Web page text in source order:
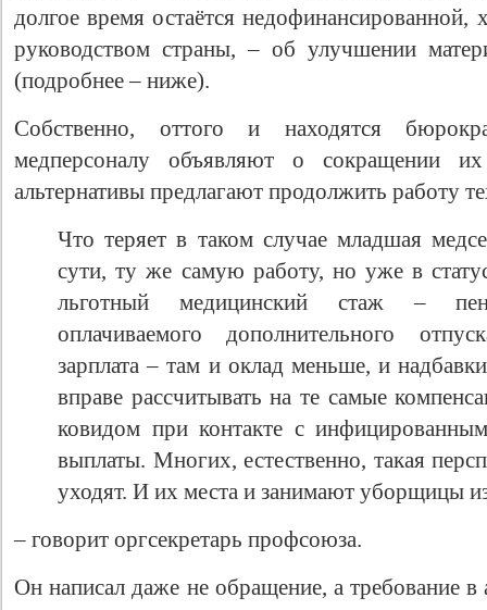
долгое время остаётся недофинансированной,
руководством страны, – об улучшении
(подробнее – ниже).
Собственно, оттого и находятся
медперсоналу объявляют о сокращении
альтернативы предлагают продолжить работу
Что теряет в таком случае младшая
сути, ту же самую работу, но уже в
льготный медицинский стаж –
оплачиваемого дополнительного
зарплата – там и оклад меньше, и
вправе рассчитывать на те самые
ковидом при контакте с
выплаты. Многих, естественно, такая
уходят. И их места и занимают уборщицы
– говорит оргсекретарь профсоюза.
Он написал даже не обращение, а требование